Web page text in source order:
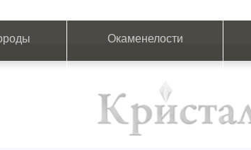
Окаменелости